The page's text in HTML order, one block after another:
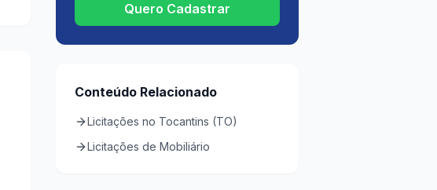
Quero Cadastrar
Conteúdo Relacionado
Licitações no Tocantins (TO)
Licitações de Mobiliário